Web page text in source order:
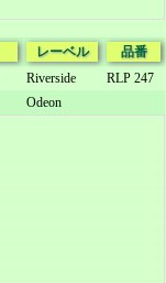
レーベル
品番
Riverside
RLP 247
Odeon